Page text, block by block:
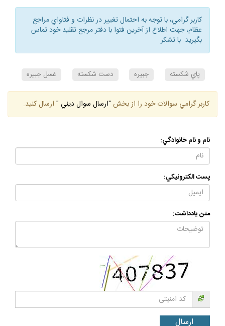
كاربر گرامي، با توجه به احتمال تغيير در نظرات و فتاواي مراجع
عظام، جهت اطلاع از آخرين فتوا با دفتر مرجع تقليد خود تماس
بگيريد. با تشكر
پاي شكسته جبيره دست شكسته غسل جبيره
كاربر گرامي سوالات خود را از بخش "ارسال سوال ديني " ارسال كنيد.
نام و نام خانوادگي:
پست الكترونيكي:
متن يادداشت: